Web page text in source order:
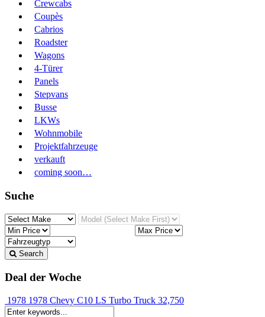
Crewcabs
Coupès
Cabrios
Roadster
Wagons
4-Türer
Panels
Stepvans
Busse
LKWs
Wohnmobile
Projektfahrzeuge
verkauft
coming soon…
Suche
Search
Deal der Woche
1978 1978 Chevy C10 LS Turbo Truck 32,750